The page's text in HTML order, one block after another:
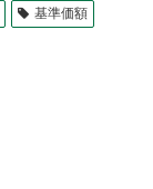
基準価額